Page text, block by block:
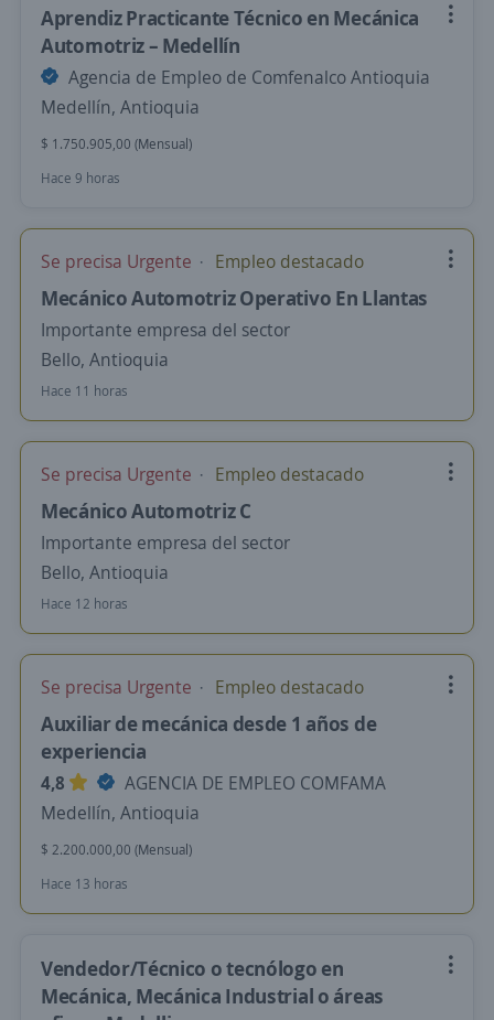
Aprendiz Practicante Técnico en Mecánica
Automotriz – Medellín
Agencia de Empleo de Comfenalco Antioquia
Medellín, Antioquia
$ 1.750.905,00 (Mensual)
Hace 9 horas
Se precisa Urgente Empleo destacado
Mecánico Automotriz Operativo En Llantas
Importante empresa del sector
Bello, Antioquia
Hace 11 horas
Se precisa Urgente Empleo destacado
Mecánico Automotriz C
Importante empresa del sector
Bello, Antioquia
Hace 12 horas
Se precisa Urgente Empleo destacado
Auxiliar de mecánica desde 1 años de
experiencia
4,8
AGENCIA DE EMPLEO COMFAMA
Medellín, Antioquia
$ 2.200.000,00 (Mensual)
Hace 13 horas
Vendedor/Técnico o tecnólogo en
Mecánica, Mecánica Industrial o áreas